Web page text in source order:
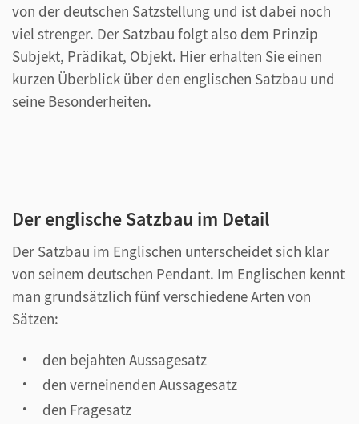
von der deutschen Satzstellung und ist dabei noch
viel strenger. Der Satzbau folgt also dem Prinzip
Subjekt, Prädikat, Objekt. Hier erhalten Sie einen
kurzen Überblick über den englischen Satzbau und
seine Besonderheiten.
Der englische Satzbau im Detail
Der Satzbau im Englischen unterscheidet sich klar
von seinem deutschen Pendant. Im Englischen kennt
man grundsätzlich fünf verschiedene Arten von
Sätzen:
den bejahten Aussagesatz
den verneinenden Aussagesatz
den Fragesatz